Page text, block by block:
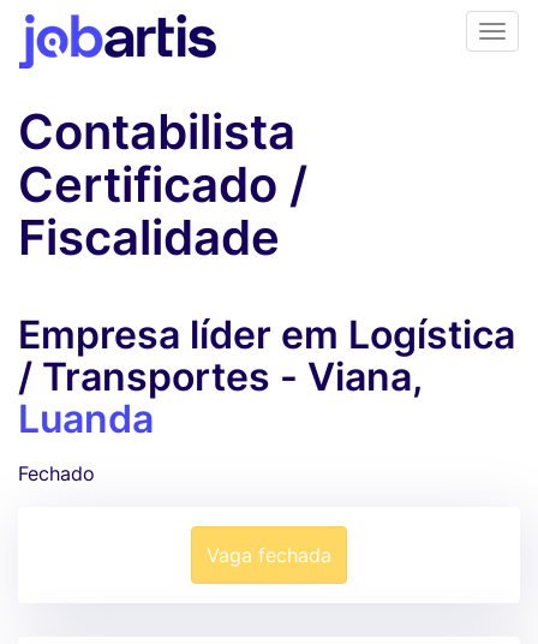
Contabilista
Certificado /
Fiscalidade
Empresa líder em Logística
/ Transportes - Viana,
Luanda
Fechado
Vaga fechada